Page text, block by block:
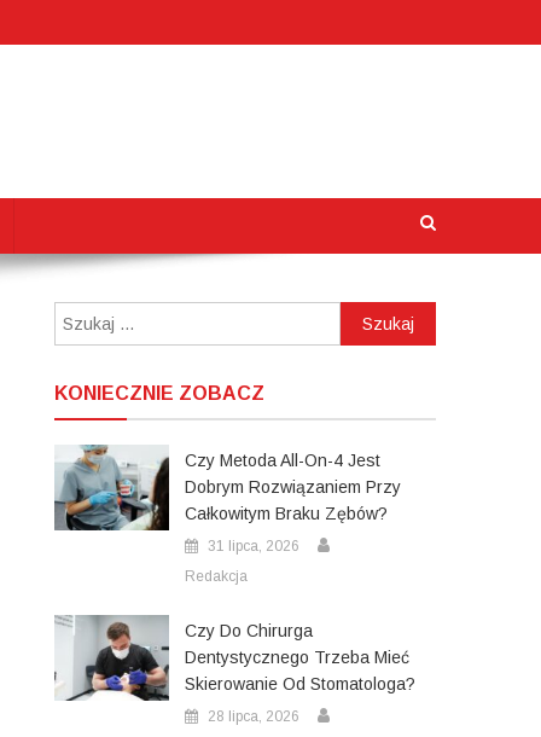
Szukaj:
KONIECZNIE ZOBACZ
Czy Metoda All-On-4 Jest
Dobrym Rozwiązaniem Przy
Całkowitym Braku Zębów?
31 lipca, 2026
Redakcja
Czy Do Chirurga
Dentystycznego Trzeba Mieć
Skierowanie Od Stomatologa?
28 lipca, 2026